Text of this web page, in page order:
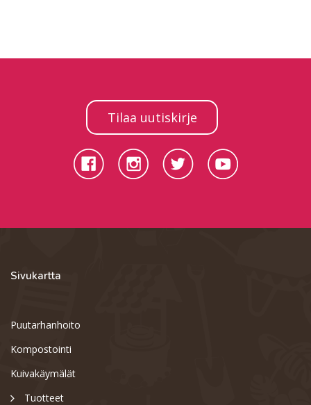
Tilaa uutiskirje
Sivukartta
Puutarhanhoito
Kompostointi
Kuivakäymälät
Tuotteet